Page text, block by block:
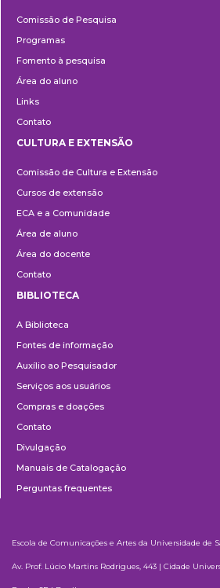
Comissão de Pesquisa
Programas
Fomento à pesquisa
Área do aluno
Links
Contato
e
Extensão
CULTURA E EXTENSÃO
Comissão de Cultura e Extensão
Cursos de extensão
ECA e a Comunidade
Área de aluno
Área do docente
Contato
BIBLIOTECA
A Biblioteca
Fontes de informação
Auxílio ao Pesquisador
Serviços aos usuários
Compras e doações
Contato
Divulgação
Manuais de Catalogação
Perguntas frequentes
Escola de Comunicações e Artes da Universidade de
Av. Prof. Lúcio Martins Rodrigues, 443 | Cidade